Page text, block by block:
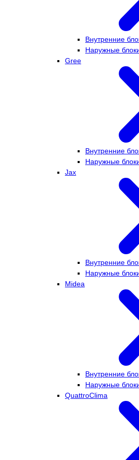
Внутренние
Наружные
Gree
Внутренние
Наружные
Jax
Внутренние
Наружные
Midea
Внутренние
Наружные
QuattroClima